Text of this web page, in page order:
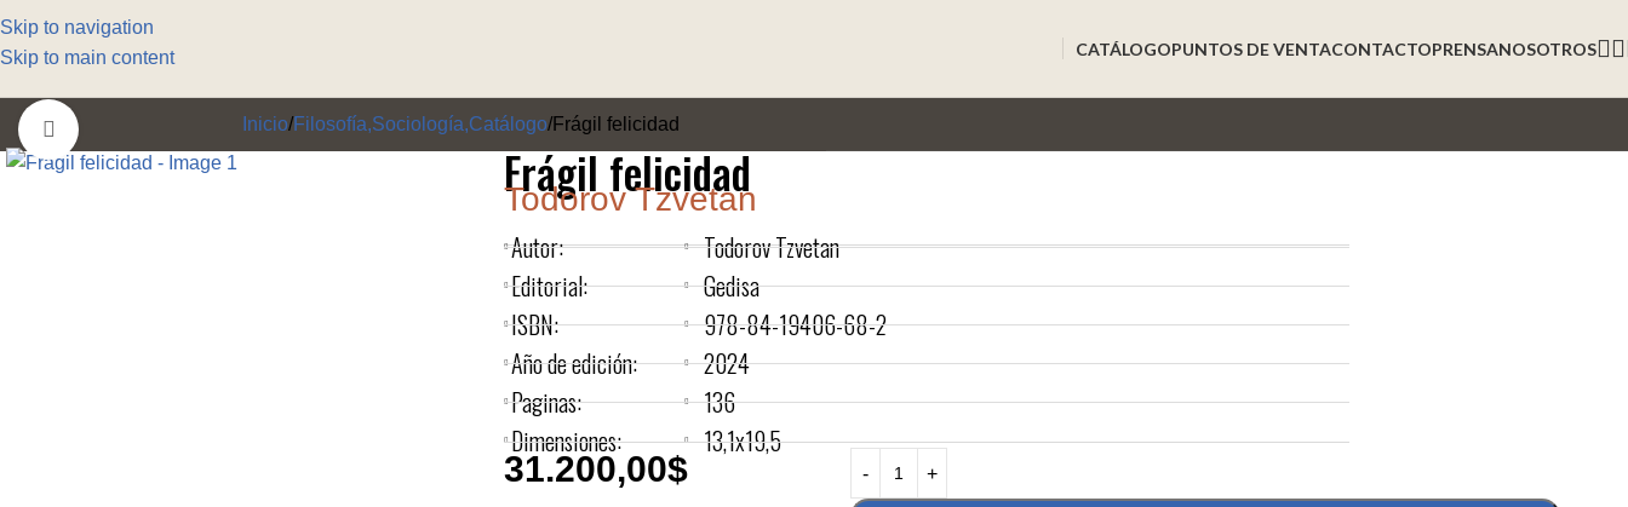
Skip to navigation
Skip to main content
CATÁLOGOPUNTOS DE VENTACONTACTOPRENSANOSOTROS
Inicio Filosofía,Sociología,Catálogo Frágil felicidad
Frágil felicidad
Todorov Tzvetan
Autor:
Editorial:
ISBN:
Año de edición:
Paginas:
Dimensiones:
Todorov Tzvetan
Gedisa
978-84-19406-68-2
2024
136
13,1x19,5
31.200,00$